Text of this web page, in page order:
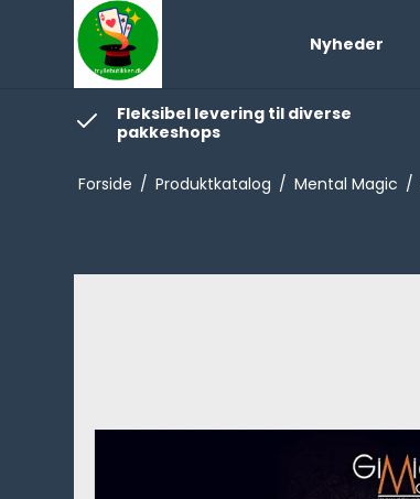
Nyheder
Fleksibel levering til diverse
pakkeshops
Forside / Produktkatalog / Mental Magic /